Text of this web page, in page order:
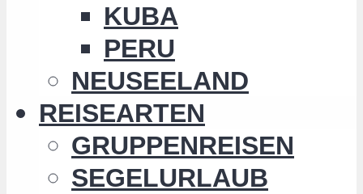
KUBA
PERU
NEUSEELAND
REISEARTEN
GRUPPENREISEN
SEGELURLAUB